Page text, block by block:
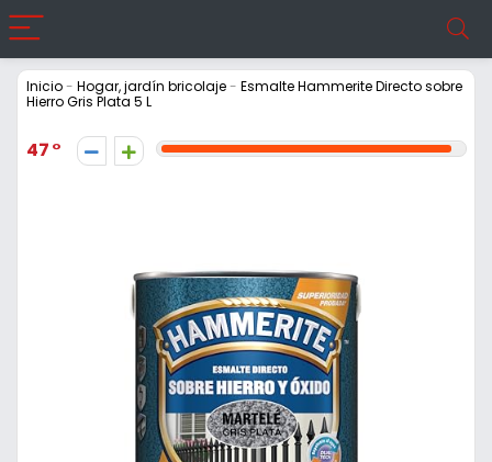
Inicio- Hogar, jardín bricolaje- Esmalte Hammerite Directo sobre
Hierro Gris Plata 5 L
47